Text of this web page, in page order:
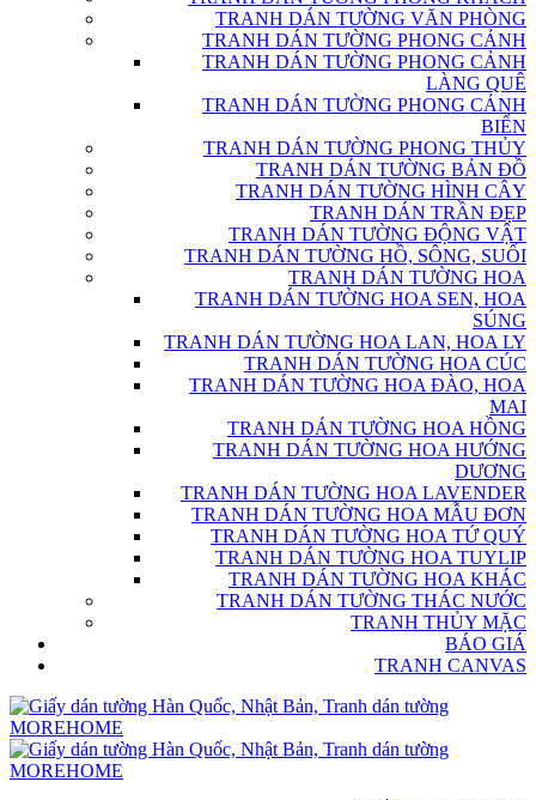
TRANH DÁN TƯỜNG VĂN PHÒNG
TRANH DÁN TƯỜNG PHONG CẢNH
TRANH DÁN TƯỜNG PHONG CẢNH
LÀNG QUÊ
TRANH DÁN TƯỜNG PHONG CẢNH
BIỂN
TRANH DÁN TƯỜNG PHONG THỦY
TRANH DÁN TƯỜNG BẢN ĐỒ
TRANH DÁN TƯỜNG HÌNH CÂY
TRANH DÁN TRẦN ĐẸP
TRANH DÁN TƯỜNG ĐỘNG VẬT
TRANH DÁN TƯỜNG HỒ, SÔNG, SUỐI
TRANH DÁN TƯỜNG HOA
TRANH DÁN TƯỜNG HOA SEN, HOA
SÚNG
TRANH DÁN TƯỜNG HOA LAN, HOA LY
TRANH DÁN TƯỜNG HOA CÚC
TRANH DÁN TƯỜNG HOA ĐÀO, HOA
MAI
TRANH DÁN TƯỜNG HOA HỒNG
TRANH DÁN TƯỜNG HOA HƯỚNG
DƯƠNG
TRANH DÁN TƯỜNG HOA LAVENDER
TRANH DÁN TƯỜNG HOA MẪU ĐƠN
TRANH DÁN TƯỜNG HOA TỨ QUÝ
TRANH DÁN TƯỜNG HOA TUYLIP
TRANH DÁN TƯỜNG HOA KHÁC
TRANH DÁN TƯỜNG THÁC NƯỚC
TRANH THỦY MẶC
BÁO GIÁ
TRANH CANVAS